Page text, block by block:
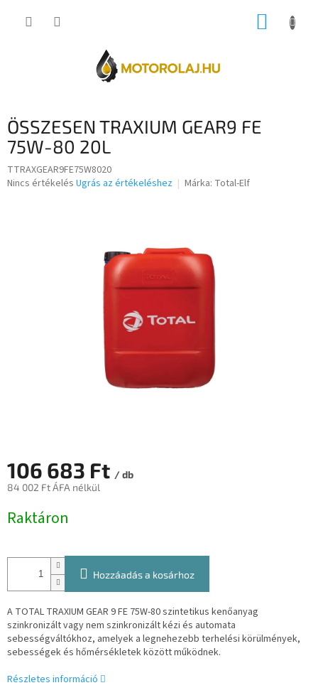
KOSÁR
ÖSSZESEN TRAXIUM GEAR9 FE
75W-80 20L
TTRAXGEAR9FE75W8020
A
Nincs értékelés Ugrás az értékeléshez Márka: Total-Elf
106 683 Ft / db
84 002 Ft ÁFA nélkül
Raktáron
Hozzáadás a kosárhoz
A TOTAL TRAXIUM GEAR 9 FE 75W-80 szintetikus kenőanyag
szinkronizált vagy nem szinkronizált kézi és automata
sebességváltókhoz, amelyek a legnehezebb terhelési körülmények,
sebességek és hőmérsékletek között működnek.
Részletes információ